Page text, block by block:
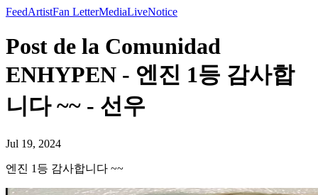
FeedArtistFan LetterMediaLiveNotice
Post de la Comunidad
ENHYPEN - 엔진 1등 감사합
니다 ~~ - 선우
Jul 19, 2024
엔진 1등 감사합니다 ~~